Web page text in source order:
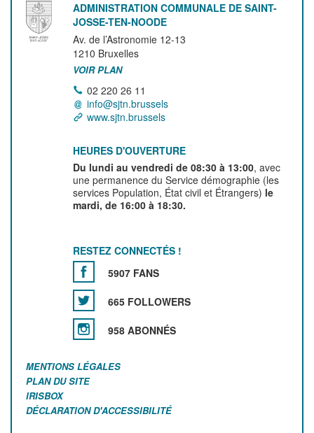
ADMINISTRATION COMMUNALE DE SAINT-
JOSSE-TEN-NOODE
Av. de l’Astronomie 12-13
1210 Bruxelles
VOIR PLAN
02 220 26 11
info@sjtn.brussels
www.sjtn.brussels
HEURES D'OUVERTURE
Du lundi au vendredi de 08:30 à 13:00, avec
une permanence du Service démographie (les
services Population, État civil et Étrangers) le
mardi, de 16:00 à 18:30.
RESTEZ CONNECTÉS !
5907 FANS
665 FOLLOWERS
958 ABONNÉS
MENTIONS LÉGALES
PLAN DU SITE
IRISBOX
DÉCLARATION D'ACCESSIBILITÉ